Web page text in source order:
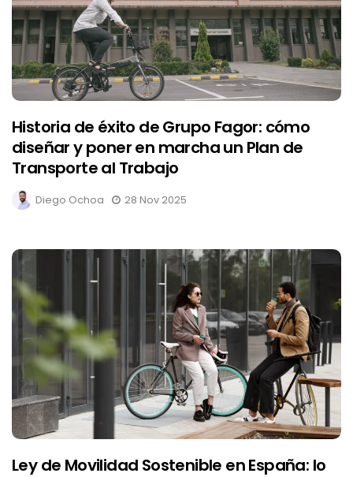
Historia de éxito de Grupo Fagor: cómo
diseñar y poner en marcha un Plan de
Transporte al Trabajo
Diego Ochoa 28 Nov 2025
Ley de Movilidad Sostenible en España: lo